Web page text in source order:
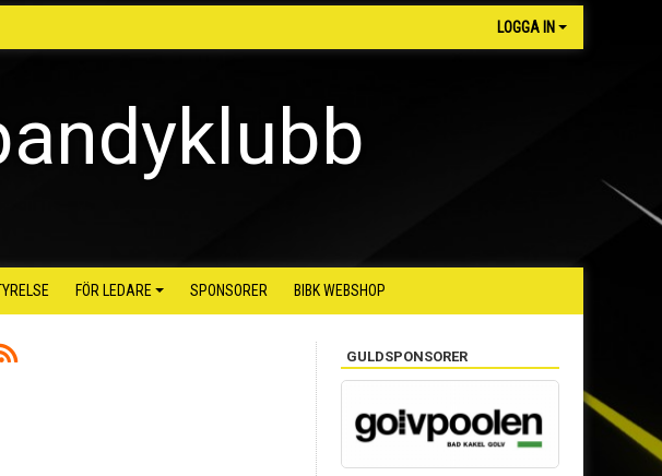
LOGGA IN
FÖR LEDARE SPONSORER BIBK WEBSHOP
GULDSPONSORER